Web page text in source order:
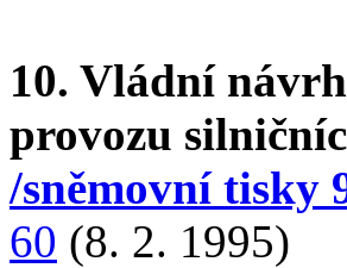
10. Vládní
provozu
/sněmovní tisky
60 (8. 2. 1995)